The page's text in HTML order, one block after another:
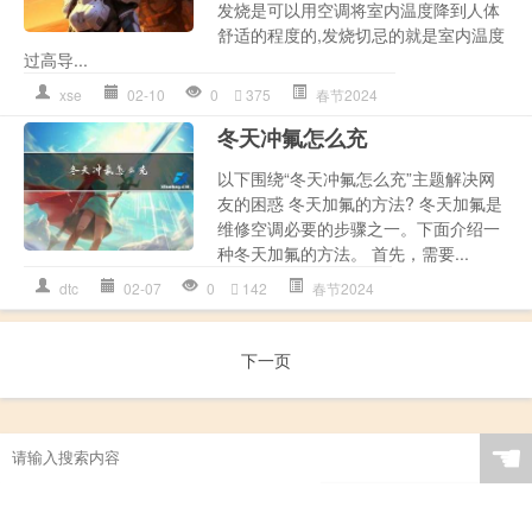
发烧是可以用空调将室内温度降到人体
舒适的程度的,发烧切忌的就是室内温度
过高导...
xse 02-10 0 375 春节2024
冬天冲氟怎么充
以下围绕“冬天冲氟怎么充”主题解决网
友的困惑 冬天加氟的方法? 冬天加氟是
维修空调必要的步骤之一。下面介绍一
种冬天加氟的方法。 首先，需要...
dtc 02-07 0 142 春节2024
下一页
☚